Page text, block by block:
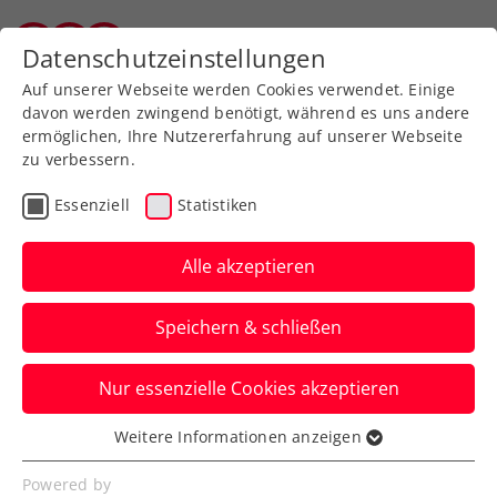
Zurück zur Newsübersicht
Turniere
WTA-Challenger Limoges:
Tagger-Talentprobe endet
im Achtelfinale
Die WTA-Nummer 100 ist für die
Teenagerin in Frankreich trotz guter
Phasen diesmal eine Nummer zu groß.
Verfasst von: Manuel Wachta, 11.12.2024
Datenschutzeinstellungen
Auf unserer Webseite werden Cookies verwendet. Einige
davon werden zwingend benötigt, während es uns andere
ermöglichen, Ihre Nutzererfahrung auf unserer Webseite
zu verbessern.
Essenziell Statistiken
Alle akzeptieren
Speichern & schließen
Nur essenzielle Cookies akzeptieren
Essenziell
Essenzielle Cookies werden für grundlegende
Weitere Informationen anzeigen
Powered by